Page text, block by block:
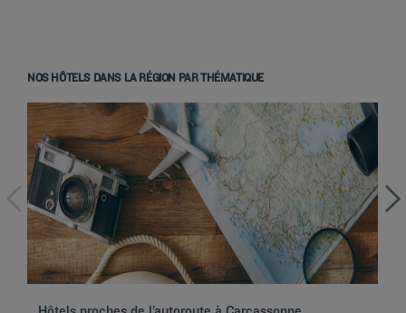
NOS HÔTELS DANS LA RÉGION PAR THÉMATIQUE